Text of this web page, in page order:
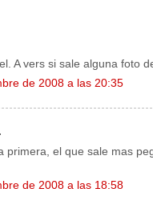
A vers si sale alguna foto
de 2008 a las 20:35
primera, el que sale mas
de 2008 a las 18:58